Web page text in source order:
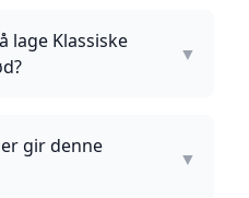
lage Klassiske
▼
gir denne
▼